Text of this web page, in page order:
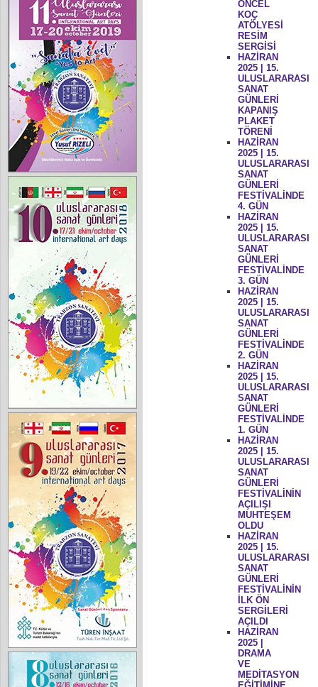
ÖNCEL
KOÇ
ATÖLYESİ
RESİM
SERGİSİ
HAZİRAN
2025 | 15.
ULUSLARARASI
SANAT
GÜNLERİ
KAPANIŞ
PLAKET
TÖRENİ
HAZİRAN
2025 | 15.
ULUSLARARASI
SANAT
GÜNLERİ
FESTİVALİNDE
4. GÜN
HAZİRAN
2025 | 15.
ULUSLARARASI
SANAT
GÜNLERİ
FESTİVALİNDE
3. GÜN
HAZİRAN
2025 | 15.
ULUSLARARASI
SANAT
GÜNLERİ
FESTİVALİNDE
2. GÜN
HAZİRAN
2025 | 15.
ULUSLARARASI
SANAT
GÜNLERİ
FESTİVALİNDE
1. GÜN
HAZİRAN
2025 | 15.
ULUSLARARASI
SANAT
GÜNLERİ
FESTİVALİNİN
AÇILIŞI
MUHTEŞEM
OLDU
HAZİRAN
2025 | 15.
ULUSLARARASI
SANAT
GÜNLERİ
FESTİVALİNİN
İLK ÖN
SERGİLERİ
AÇILDI
HAZİRAN
2025 |
DRAMA
VE
MEDİTASYON